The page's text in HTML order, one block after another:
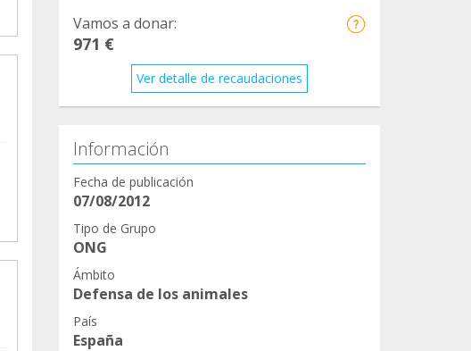
Vamos a donar:
971 €
Ver detalle de recaudaciones
Información
Fecha de publicación
07/08/2012
Tipo de Grupo
ONG
Ámbito
Defensa de los animales
País
España